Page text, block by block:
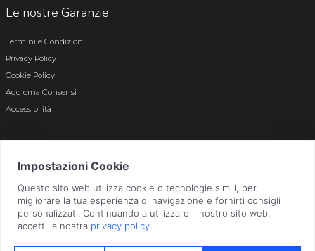
Le nostre Garanzie
Termini e Condizioni
Privacy Policy
Cookie Policy
Aggiorna Consensi
Accessibilità
Bergamo n. 01496180165 · Capitale Sociale i.v. € 800.000,00